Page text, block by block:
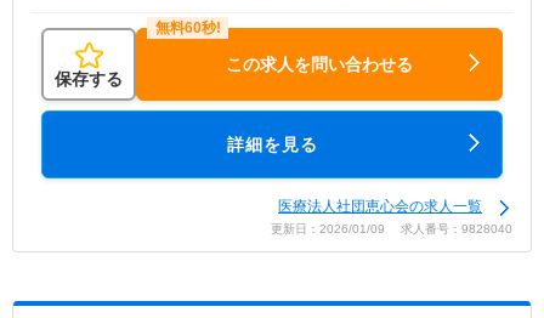
保存する
この求人を問い合わせる
詳細を見る
医療法人社団恵心会の求人一覧
更新日：2026/01/09 求人番号：9828040